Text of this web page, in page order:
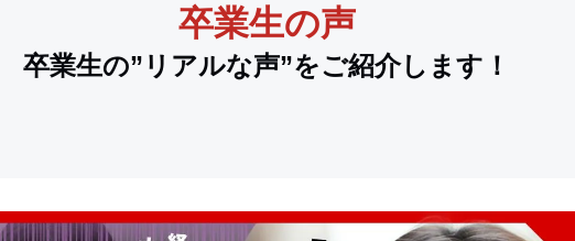
卒業生の声
卒業生の”リアルな声”をご紹介します！